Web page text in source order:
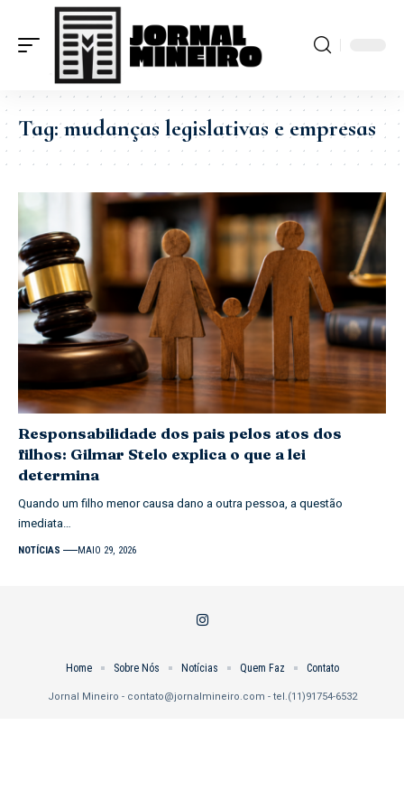
Tag:mudanças legislativas e empresas
Responsabilidade dos pais pelos atos dos
filhos: Gilmar Stelo explica o que a lei
determina
Quando um filho menor causa dano a outra pessoa, a questão
imediata…
NOTÍCIAS MAIO 29, 2026
Jornal Mineiro - contato@jornalmineiro.com - tel.(11)91754-6532
Home Sobre Nós Notícias Quem Faz Contato